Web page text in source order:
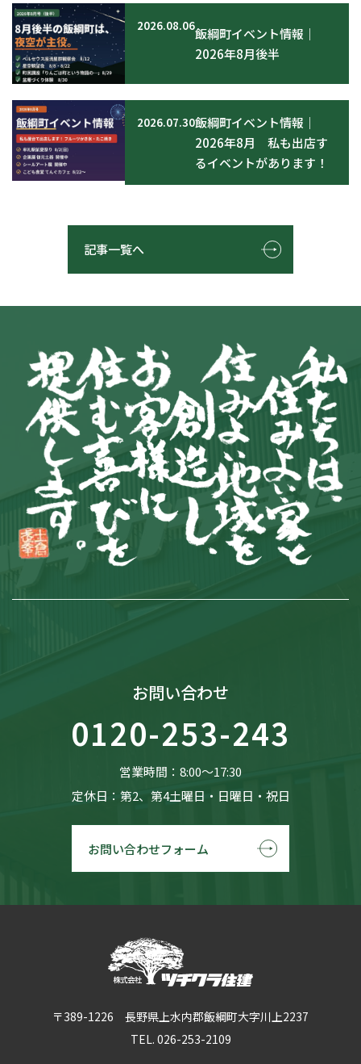
2026.08.06飯綱町イベント情報｜
2026年8月後半
2026.07.30飯綱町イベント情報｜
2026年8月 私も出店す
るイベントがあります！
記事一覧へ
お問い合わせ
0120-253-243
営業時間：8:00〜17:30
定休日：第2、第4土曜日・日曜日・祝日
お問い合わせフォーム
〒389-1226 長野県上水内郡飯綱町大字川上2237
TEL. 026-253-2109